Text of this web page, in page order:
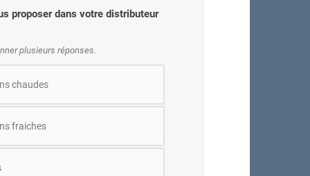
proposer dans votre distributeur
plusieurs réponses.
chaudes
fraiches